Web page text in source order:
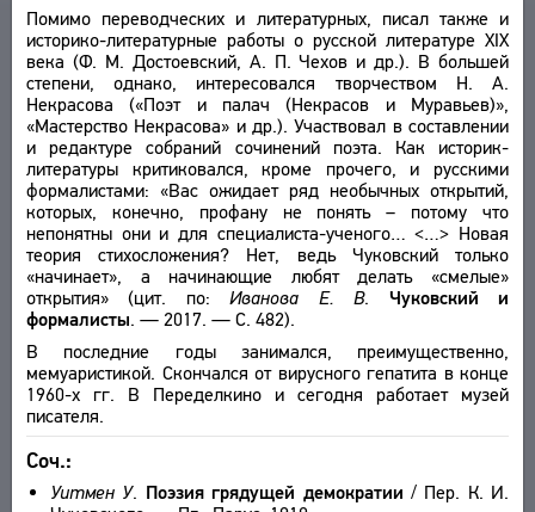
Помимо переводческих и литературных, писал также и
историко-литературные работы о русской литературе XIX
века (Ф. М. Достоевский, А. П. Чехов и др.). В большей
степени, однако, интересовался творчеством Н. А.
Некрасова («Поэт и палач (Некрасов и Муравьев)»,
«Мастерство Некрасова» и др.). Участвовал в составлении
и редактуре собраний сочинений поэта. Как историк-
литературы критиковался, кроме прочего, и русскими
формалистами: «Вас ожидает ряд необычных открытий,
которых, конечно, профану не понять – потому что
непонятны они и для специалиста-ученого… <…> Новая
теория стихосложения? Нет, ведь Чуковский только
«начинает», а начинающие любят делать «смелые»
открытия» (цит. по:Иванова Е. В. Чуковский и
формалисты. — 2017. — С. 482).
В последние годы занимался, преимущественно,
мемуаристикой. Скончался от вирусного гепатита в конце
1960-х гг. В Переделкино и сегодня работает музей
писателя.
Соч.:
Уитмен У. Поэзия грядущей демократии / Пер. К. И.